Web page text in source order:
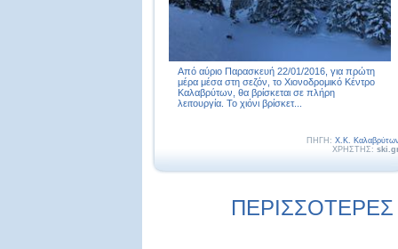
Από αύριο Παρασκευή 22/01/2016, για πρώτη
μέρα μέσα στη σεζόν, το Χιονοδρομικό Κέντρο
Καλαβρύτων, θα βρίσκεται σε πλήρη
λειτουργία. Το χιόνι βρίσκετ...
ΠΗΓΗ: Χ.Κ.
ΧΡΗΣΤΗΣ:
ΠΕΡΙΣΣΟΤΕΡΕΣ